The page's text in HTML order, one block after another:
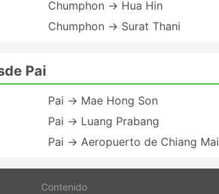
Chumphon → Hua Hin
Chumphon → Surat Thani
Pai
Pai → Mae Hong Son
Pai → Luang Prabang
Pai → Aeropuerto de Chiang Mai
Contenido